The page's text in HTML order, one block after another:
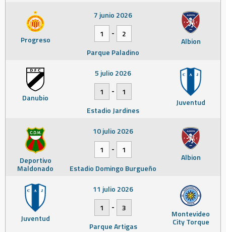
Progreso Albion
7 junio 2026
1
-
2
Parque Paladino
Danubio Juventud
5 julio 2026
1
-
1
Estadio Jardines
Deportivo
Maldonado
Albion
10 julio 2026
1
-
1
Estadio Domingo Burgueño
Juventud Montevideo
City Torque
11 julio 2026
1
-
3
Parque Artigas